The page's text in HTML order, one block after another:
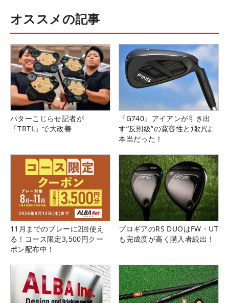
オススメの記事
パターこじらせ記者が
「TRTL」で大改善
『G740』アイアンが引き出
す“反則級”の寛容性と飛びは
本当だった！
11月までのプレーに2回使え
る！コース限定3,500円クー
ポン配布中！
プロギアのRS DUOはFW・UT
も完成度が高く購入者続出！